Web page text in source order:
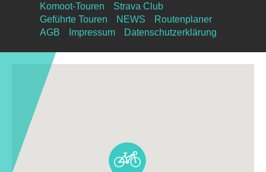
Komoot-Touren
Strava Club
Geführte Touren
NEWS
Routenplaner
AGB
Impressum Datenschutzerklärung